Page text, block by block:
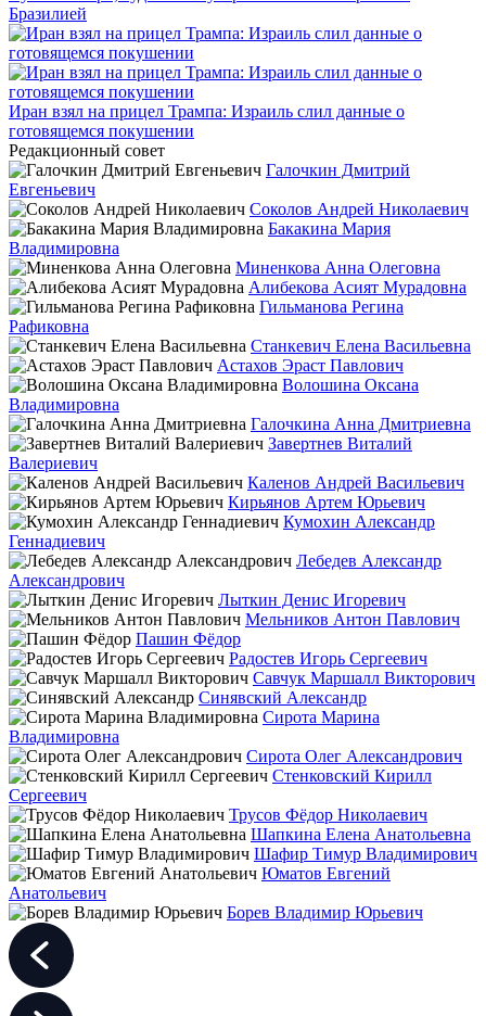
Бразилией
Иран взял на прицел Трампа: Израиль слил данные о
готовящемся покушении
Редакционный совет
Галочкин Дмитрий
Евгеньевич
Соколов Андрей Николаевич
Бакакина Мария
Владимировна
Миненкова Анна Олеговна
Алибекова Асият Мурадовна
Гильманова Регина
Рафиковна
Станкевич Елена Васильевна
Астахов Эраст Павлович
Волошина Оксана
Владимировна
Галочкина Анна Дмитриевна
Завертнев Виталий
Валериевич
Каленов Андрей Васильевич
Кирьянов Артем Юрьевич
Кумохин Александр
Геннадиевич
Лебедев Александр
Александрович
Лыткин Денис Игоревич
Мельников Антон Павлович
Пашин Фёдор
Радостев Игорь Сергеевич
Савчук Маршалл Викторович
Синявский Александр
Сирота Марина
Владимировна
Сирота Олег Александрович
Стенковский Кирилл
Сергеевич
Трусов Фёдор Николаевич
Шапкина Елена Анатольевна
Шафир Тимур Владимирович
Юматов Евгений
Анатольевич
Борев Владимир Юрьевич